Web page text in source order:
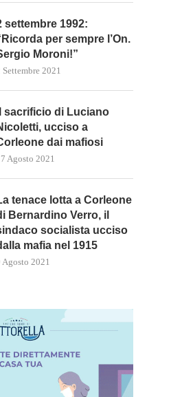
settembre 1992:
per sempre l’On.
Moroni!”
Settembre 2021
Il sacrificio di Luciano
ucciso a
dai mafiosi
Agosto 2021
tenace lotta a Corleone
Bernardino Verro, il
socialista ucciso
mafia nel 1915
Agosto 2021